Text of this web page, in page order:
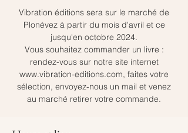
Vibration éditions sera sur le marché de
Plonévez à partir du mois d'avril et ce
jusqu'en octobre 2024.
Vous souhaitez commander un livre :
rendez-vous sur notre site internet
www.vibration-editions.com, faites votre
sélection, envoyez-nous un mail et venez
au marché retirer votre commande.